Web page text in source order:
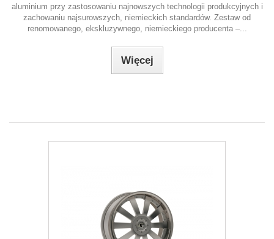
aluminium przy zastosowaniu najnowszych technologii produkcyjnych i
zachowaniu najsurowszych, niemieckich standardów. Zestaw od
renomowanego, ekskluzywnego, niemieckiego producenta –...
Więcej